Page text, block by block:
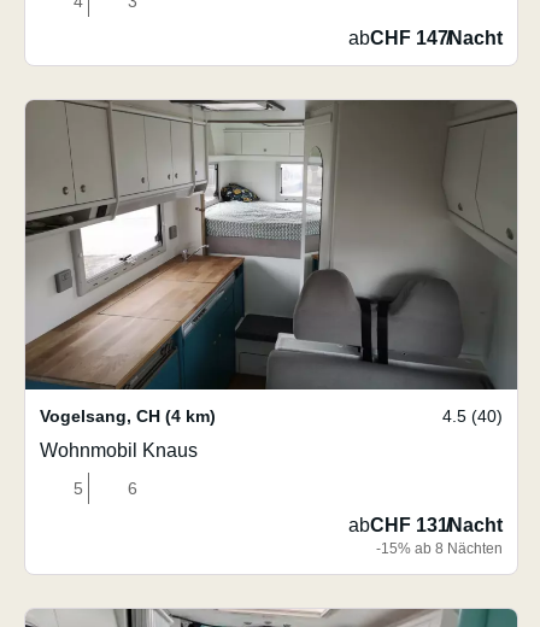
abCHF 147/Nacht
Vogelsang, CH (4 km) 4.5 (40)
Wohnmobil Knaus
5 6
abCHF 131/Nacht
-15% ab 8 Nächten